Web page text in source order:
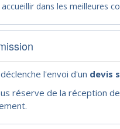
dans les meilleures
l'envoi d'un devis
réserve de la réception